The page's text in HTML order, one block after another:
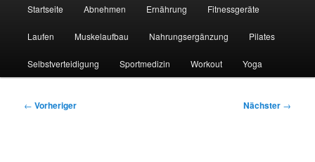
Startseite Abnehmen Ernährung Fitnessgeräte
Laufen Muskelaufbau Nahrungsergänzung Pilates
Selbstverteidigung Sportmedizin Workout Yoga
Beitragsnavigation
← Vorheriger Nächster →